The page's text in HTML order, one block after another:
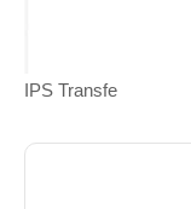
IPS Transfe